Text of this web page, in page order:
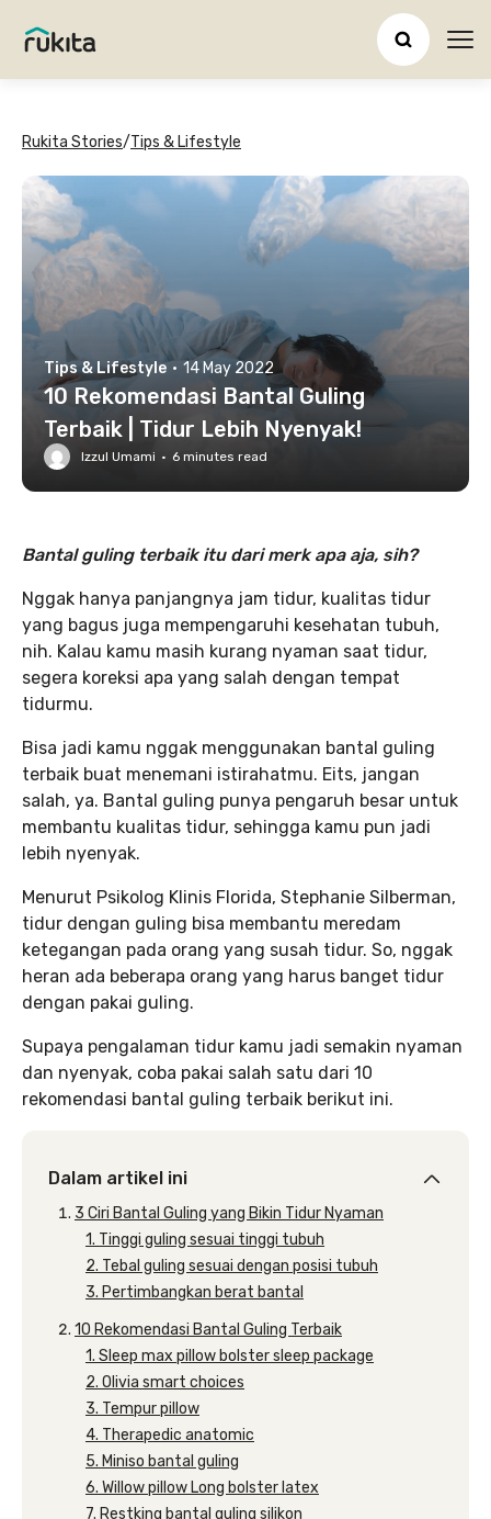
Rukita Stories/Tips & Lifestyle
Tips & Lifestyle · 14 May 2022
10 Rekomendasi Bantal Guling
Terbaik | Tidur Lebih Nyenyak!
Izzul Umami · 6 minutes read
Bantal guling terbaik itu dari merk apa aja, sih?
Nggak hanya panjangnya jam tidur, kualitas tidur
yang bagus juga mempengaruhi kesehatan tubuh,
nih. Kalau kamu masih kurang nyaman saat tidur,
segera koreksi apa yang salah dengan tempat
tidurmu.
Bisa jadi kamu nggak menggunakan bantal guling
terbaik buat menemani istirahatmu. Eits, jangan
salah, ya. Bantal guling punya pengaruh besar untuk
membantu kualitas tidur, sehingga kamu pun jadi
lebih nyenyak.
Menurut Psikolog Klinis Florida, Stephanie Silberman,
tidur dengan guling bisa membantu meredam
ketegangan pada orang yang susah tidur. So, nggak
heran ada beberapa orang yang harus banget tidur
dengan pakai guling.
Supaya pengalaman tidur kamu jadi semakin nyaman
dan nyenyak, coba pakai salah satu dari 10
rekomendasi bantal guling terbaik berikut ini.
Dalam artikel ini
3 Ciri Bantal Guling yang Bikin Tidur Nyaman
1. Tinggi guling sesuai tinggi tubuh
2. Tebal guling sesuai dengan posisi tubuh
3. Pertimbangkan berat bantal
10 Rekomendasi Bantal Guling Terbaik
1. Sleep max pillow bolster sleep package
2. Olivia smart choices
3. Tempur pillow
4. Therapedic anatomic
5. Miniso bantal guling
6. Willow pillow Long bolster latex
7. Restking bantal guling silikon